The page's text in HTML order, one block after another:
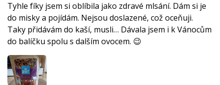
Tyhle fíky jsem si oblíbila jako zdravé mlsání. Dám si je
do misky a pojídám. Nejsou doslazené, což oceňuji.
Taky přidávám do kaší, musli… Dávala jsem i k Vánocům
do balíčku spolu s dalším ovocem. 😉